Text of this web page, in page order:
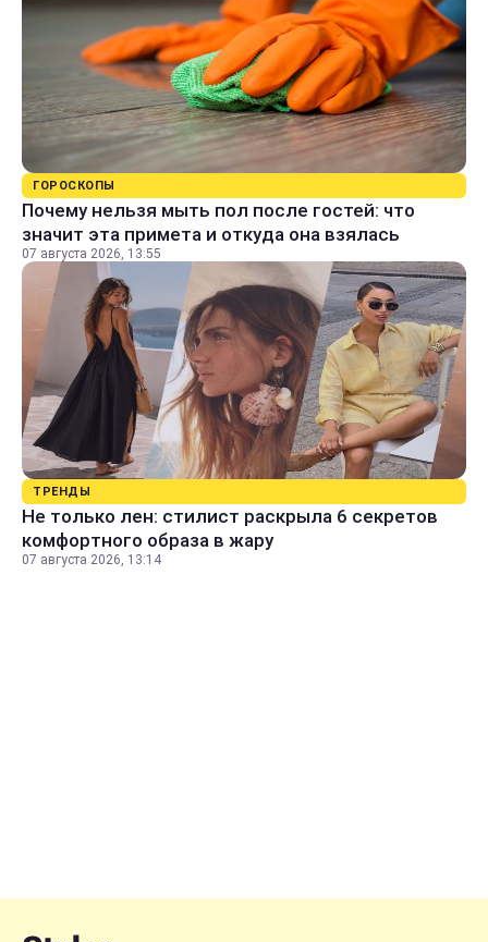
ГОРОСКОПЫ
Почему нельзя мыть пол после гостей: что
значит эта примета и откуда она взялась
07 августа 2026, 13:55
ТРЕНДЫ
Не только лен: стилист раскрыла 6 секретов
комфортного образа в жару
07 августа 2026, 13:14